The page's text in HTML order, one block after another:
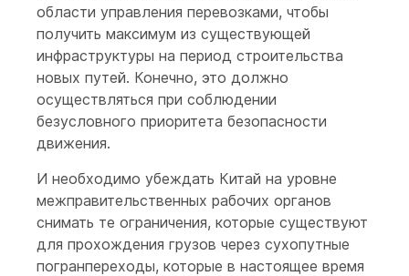
области управления перевозками, чтобы
получить максимум из существующей
инфраструктуры на период строительства
новых путей. Конечно, это должно
осуществляться при соблюдении
безусловного приоритета безопасности
движения.
И необходимо убеждать Китай на уровне
межправительственных рабочих органов
снимать те ограничения, которые существуют
для прохождения грузов через сухопутные
погранпереходы, которые в настоящее время